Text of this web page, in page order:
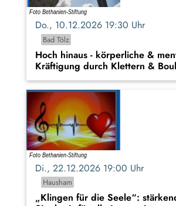
Do., 10.12.2026 19:30 Uhr
Bad Tölz
Hoch hinaus - körperliche &
Kräftigung durch Klettern &
Di., 22.12.2026 19:00 Uhr
Hausham
„Klingen für die Seele“: